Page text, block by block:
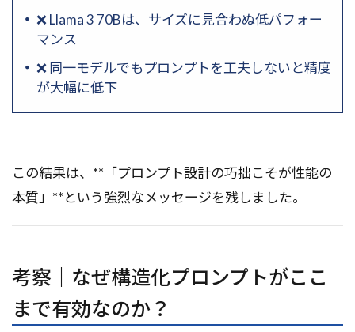
❌ Llama 3 70Bは、サイズに見合わぬ低パフォー
マンス
❌ 同一モデルでもプロンプトを工夫しないと精度
が大幅に低下
この結果は、**「プロンプト設計の巧拙こそが性能の
本質」**という強烈なメッセージを残しました。
考察｜なぜ構造化プロンプトがここ
まで有効なのか？